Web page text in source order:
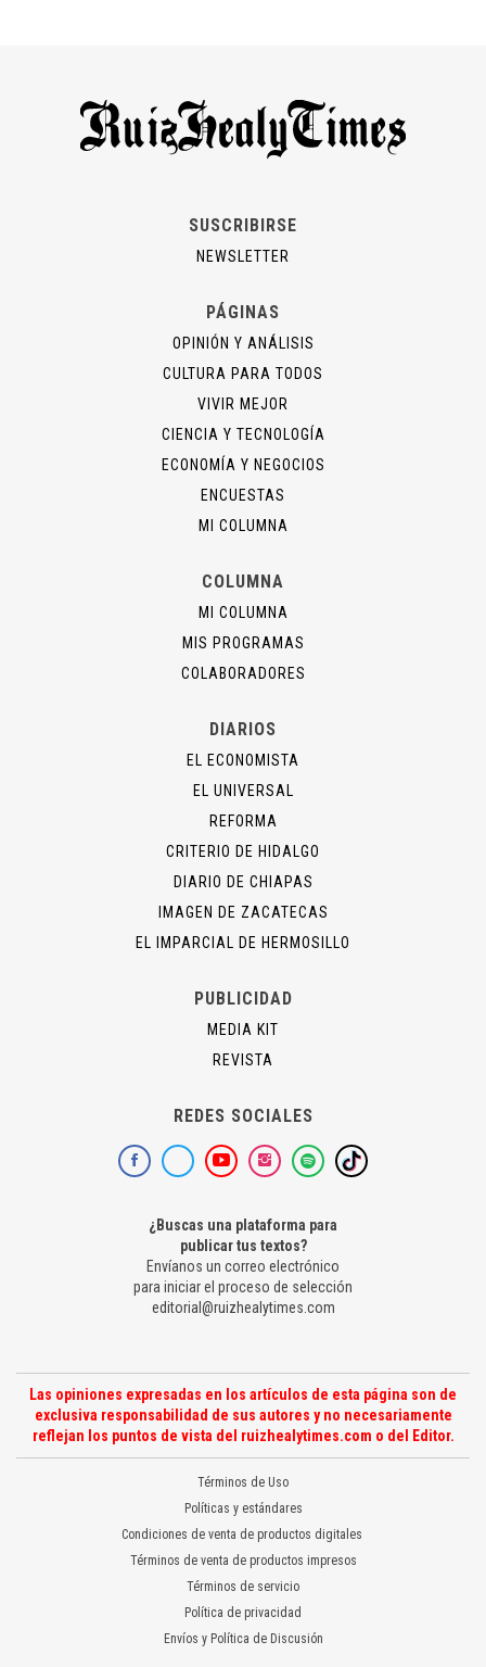
SUSCRIBIRSE
NEWSLETTER
PÁGINAS
OPINIÓN Y ANÁLISIS
CULTURA PARA TODOS
VIVIR MEJOR
CIENCIA Y TECNOLOGÍA
ECONOMÍA Y NEGOCIOS
ENCUESTAS
MI COLUMNA
COLUMNA
MI COLUMNA
MIS PROGRAMAS
COLABORADORES
DIARIOS
EL ECONOMISTA
EL UNIVERSAL
REFORMA
CRITERIO DE HIDALGO
DIARIO DE CHIAPAS
IMAGEN DE ZACATECAS
EL IMPARCIAL DE HERMOSILLO
PUBLICIDAD
MEDIA KIT
REVISTA
REDES SOCIALES
¿Buscas una plataforma para
publicar tus textos?
Envíanos un correo electrónico
para iniciar el proceso de selección
editorial@ruizhealytimes.com
Las opiniones expresadas en los artículos de esta página son de
exclusiva responsabilidad de sus autores y no necesariamente
reflejan los puntos de vista del ruizhealytimes.com o del Editor.
Términos de Uso
Políticas y estándares
Condiciones de venta de productos digitales
Términos de venta de productos impresos
Términos de servicio
Política de privacidad
Envíos y Política de Discusión